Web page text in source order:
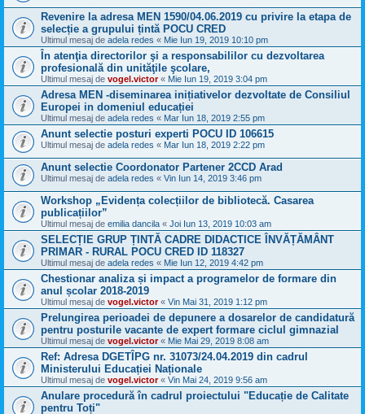
Revenire la adresa MEN 1590/04.06.2019 cu privire la etapa de
selecție a grupului țintă POCU CRED
Ultimul mesaj de adela redes « Mie Iun 19, 2019 10:10 pm
În atenţia directorilor şi a responsabililor cu dezvoltarea
profesională din unităţile şcolare,
Ultimul mesaj de vogel.victor« Mie Iun 19, 2019 3:04 pm
Adresa MEN -diseminarea inițiativelor dezvoltate de Consiliul
Europei in domeniul educației
Ultimul mesaj de adela redes « Mar Iun 18, 2019 2:55 pm
Anunt selectie posturi experti POCU ID 106615
Ultimul mesaj de adela redes « Mar Iun 18, 2019 2:22 pm
Anunt selectie Coordonator Partener 2CCD Arad
Ultimul mesaj de adela redes « Vin Iun 14, 2019 3:46 pm
Workshop „Evidența colecțiilor de bibliotecă. Casarea
publicațiilor”
Ultimul mesaj de emilia dancila « Joi Iun 13, 2019 10:03 am
SELECȚIE GRUP ȚINTĂ CADRE DIDACTICE ÎNVĂȚĂMÂNT
PRIMAR - RURAL POCU CRED ID 118327
Ultimul mesaj de adela redes « Mie Iun 12, 2019 4:42 pm
Chestionar analiza și impact a programelor de formare din
anul școlar 2018-2019
Ultimul mesaj de vogel.victor« Vin Mai 31, 2019 1:12 pm
Prelungirea perioadei de depunere a dosarelor de candidatură
pentru posturile vacante de expert formare ciclul gimnazial
Ultimul mesaj de vogel.victor« Mie Mai 29, 2019 8:08 am
Ref: Adresa DGETÎPG nr. 31073/24.04.2019 din cadrul
Ministerului Educației Naționale
Ultimul mesaj de vogel.victor« Vin Mai 24, 2019 9:56 am
Anulare procedură în cadrul proiectului "Educație de Calitate
pentru Toți"